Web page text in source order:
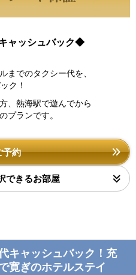
ャッシュバック◆
までのタクシー代を、
ク！
、 熱海駅で遊んでから
プランです。
予約
できるお部屋
キャッシュバック！充
寛ぎのホテルステイ